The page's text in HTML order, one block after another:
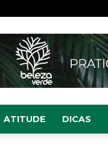
ATITUDE DICAS